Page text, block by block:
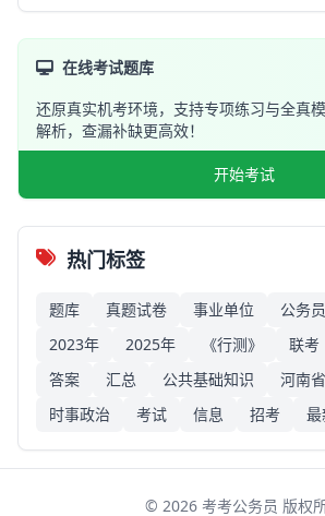
在线考试题库
还原真实机考环境，支持专项练习与全真
解析，查漏补缺更高效！
开始考试
热门标签
题库 真题试卷 事业单位 公务员
2023年
2025年 《行测》 联考
答案
汇总 公共基础知识 河南省
时事政治
考试 信息 招考
© 2026 考考公务员 版权